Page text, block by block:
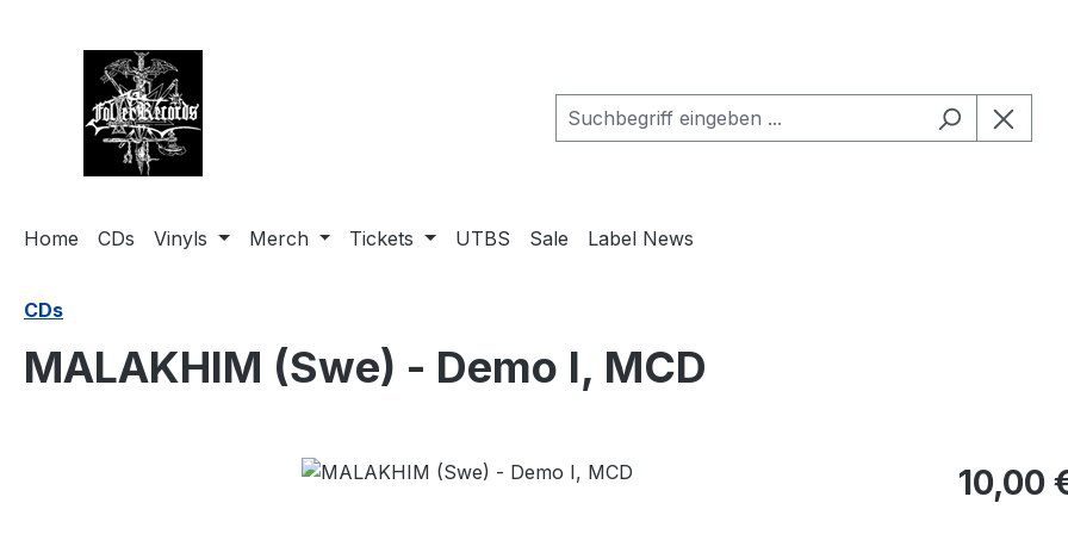
Home CDs Vinyls Merch Tickets UTBS Sale Label News
CDs
MALAKHIM (Swe) - Demo I, MCD
Regulärer
10,00